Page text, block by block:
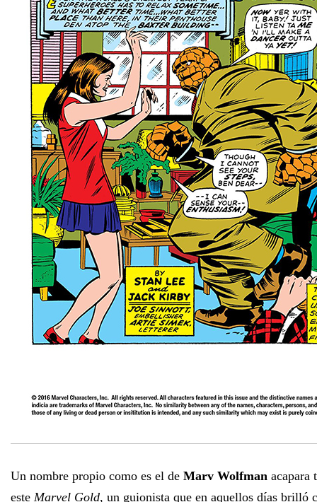
Un nombre propio como es el de Marv Wolfman acapara
este Marvel Gold, un guionista que en aquellos días brilló